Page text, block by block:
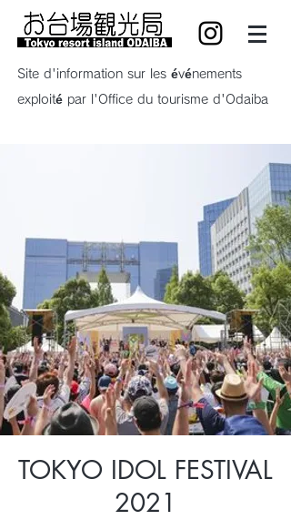
Site d'information sur les événements
exploité par l'Office du tourisme d'Odaiba
TOKYO IDOL FESTIVAL
2021